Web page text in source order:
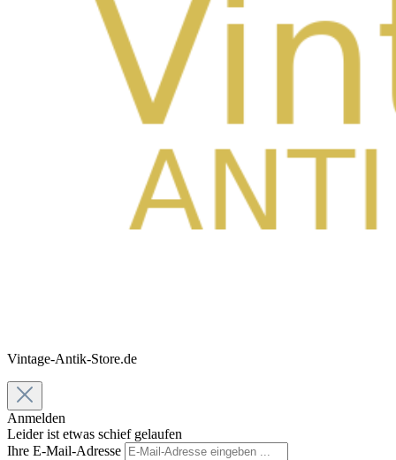
Vintage-Antik-Store.de
Anmelden
Leider ist etwas schief gelaufen
Ihre E-Mail-Adresse